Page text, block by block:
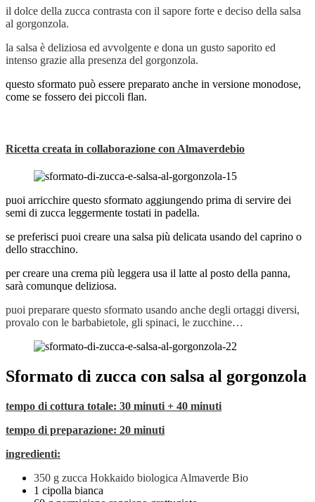
il dolce della zucca contrasta con il sapore forte e deciso della salsa
al gorgonzola.
la salsa è deliziosa ed avvolgente e dona un gusto saporito ed
intenso grazie alla presenza del gorgonzola.
questo sformato può essere preparato anche in versione monodose,
come se fossero dei piccoli flan.
Ricetta creata in collaborazione con Almaverdebio
puoi arricchire questo sformato aggiungendo prima di servire dei
semi di zucca leggermente tostati in padella.
se preferisci puoi creare una salsa più delicata usando del caprino o
dello stracchino.
per creare una crema più leggera usa il latte al posto della panna,
sarà comunque deliziosa.
puoi preparare questo sformato usando anche degli ortaggi diversi,
provalo con le barbabietole, gli spinaci, le zucchine…
Sformato di zucca con salsa al gorgonzola
tempo di cottura totale: 30 minuti + 40 minuti
tempo di preparazione: 20 minuti
ingredienti:
350 g zucca Hokkaido biologica Almaverde Bio
1 cipolla bianca